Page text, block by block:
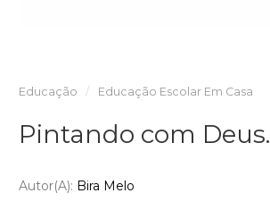
Educação Educação Escolar Em Casa
Pintando com Deus.
Autor(a): Bira Melo